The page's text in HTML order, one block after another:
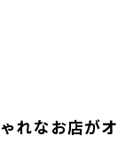
れなお店がオ